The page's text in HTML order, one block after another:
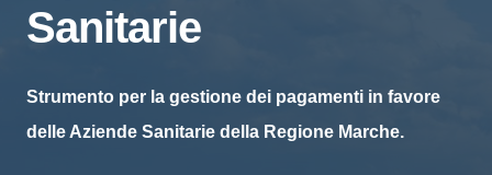
Sanitarie
Strumento per la gestione dei pagamenti in favore
delle Aziende Sanitarie della Regione Marche.